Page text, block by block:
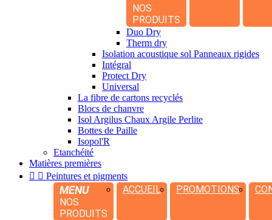
NOS
PRODUITS
Duo Dry
Therm dry
Isolation acoustique sol Panneaux rigides
Intégral
Protect Dry
Universal
La fibre de cartons recyclés
Blocs de chanvre
Isol Argilus Chaux Argile Perlite
Bottes de Paille
Isopol'R
Etanchéité
Matières premières
  Peintures et pigments
MENU
NOS
PRODUITS
ACCUEIL PROMOTIONS